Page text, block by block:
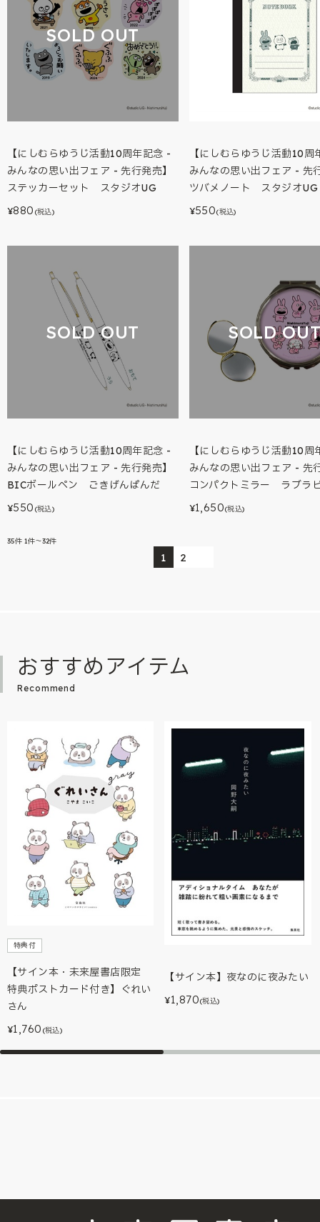
SOLD OUT
【にしむらゆうじ活動10周年記念 -
みんなの思い出フェア - 先行発売】
ステッカーセット スタジオUG
¥880 (税込)
【にしむらゆうじ活動10周
みんなの思い出フェア - 先
ツバメノート スタジオUG
¥550(税込)
SOLD OUT
【にしむらゆうじ活動10周年記念 -
みんなの思い出フェア - 先行発売】
BICボールペン ごきげんぱんだ
¥550 (税込)
SOLD
【にしむらゆうじ活動10周
みんなの思い出フェア - 先
コンパクトミラー ラブラ
¥1,650(税込)
35件 1件～32件
1 2
おすすめアイテム
Recommend
特典付
【サイン本・未来屋書店限定
特典ポストカード付き】ぐれい
さん
¥1,760 (税込)
【サイン本】夜なのに夜みたい
¥1,870(税込)